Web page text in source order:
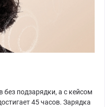
подзарядки, а с кейсом
45 часов. Зарядка